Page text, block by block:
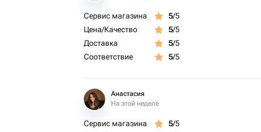
Сервис магазина 5/5
Цена/Качество
5/5
Доставка
5/5
Соответствие
5/5
Анастасия
На этой неделе
Сервис магазина 5/5